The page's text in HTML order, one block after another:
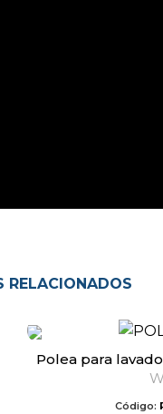
RELACIONADOS
Polea para
Código: